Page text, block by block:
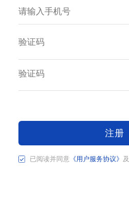
注册
已阅读并同意 《用户服务协议》 及